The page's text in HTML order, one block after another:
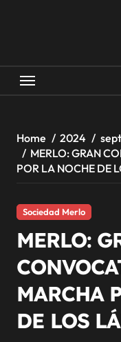
Home 2024
MERLO: GRAN
POR LA NOCHE DE
Sociedad Merlo
MERLO:
MARCHA
DE LOS